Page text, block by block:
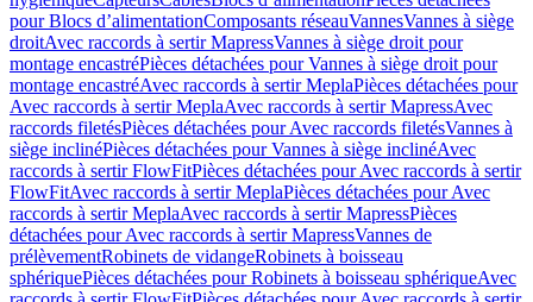
pour Blocs d’alimentationComposants réseauVannesVannes à siège
droitAvec raccords à sertir MapressVannes à siège droit pour
montage encastréPièces détachées pour Vannes à siège droit pour
montage encastréAvec raccords à sertir MeplaPièces détachées pour
Avec raccords à sertir MeplaAvec raccords à sertir MapressAvec
raccords filetésPièces détachées pour Avec raccords filetésVannes à
siège inclinéPièces détachées pour Vannes à siège inclinéAvec
raccords à sertir FlowFitPièces détachées pour Avec raccords à sertir
FlowFitAvec raccords à sertir MeplaPièces détachées pour Avec
raccords à sertir MeplaAvec raccords à sertir MapressPièces
détachées pour Avec raccords à sertir MapressVannes de
prélèvementRobinets de vidangeRobinets à boisseau
sphériquePièces détachées pour Robinets à boisseau sphériqueAvec